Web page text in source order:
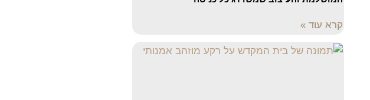
קרא עוד »